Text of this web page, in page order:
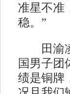
准星不准
稳。”
田渝凌
国男子团
绩是铜牌